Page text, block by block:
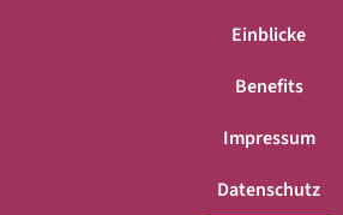
Einblicke
Benefits
Impressum
Datenschutz